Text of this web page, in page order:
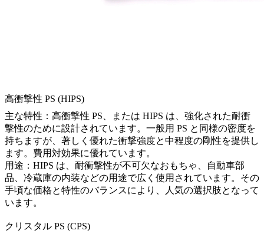
高衝撃性 PS (HIPS)
主な特性：高衝撃性 PS、または HIPS は、強化された耐衝
撃性のために設計されています。一般用 PS と同様の密度を
持ちますが、著しく優れた衝撃強度と中程度の剛性を提供し
ます。費用対効果に優れています。
用途：HIPS は、耐衝撃性が不可欠なおもちゃ、自動車部
品、冷蔵庫の内装などの用途で広く使用されています。その
手頃な価格と特性のバランスにより、人気の選択肢となって
います。
クリスタル PS (CPS)